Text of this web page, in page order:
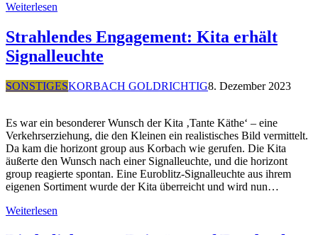
Weiterlesen
Strahlendes Engagement: Kita erhält
Signalleuchte
SONSTIGESKORBACH GOLDRICHTIG8. Dezember 2023
Es war ein besonderer Wunsch der Kita ‚Tante Käthe‘ – eine
Verkehrserziehung, die den Kleinen ein realistisches Bild vermittelt.
Da kam die horizont group aus Korbach wie gerufen. Die Kita
äußerte den Wunsch nach einer Signalleuchte, und die horizont
group reagierte spontan. Eine Euroblitz-Signalleuchte aus ihrem
eigenen Sortiment wurde der Kita überreicht und wird nun…
Weiterlesen